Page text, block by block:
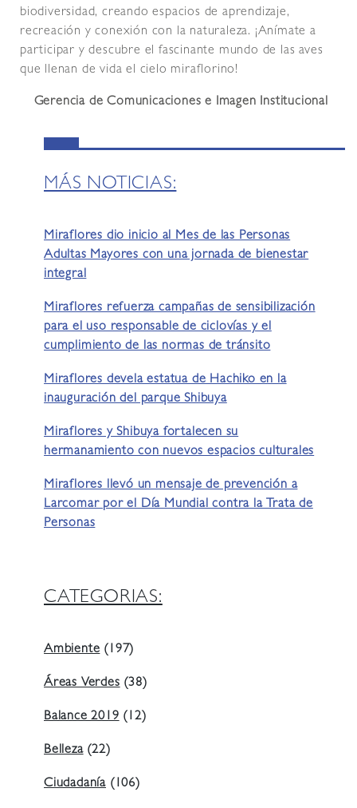
biodiversidad, creando espacios de aprendizaje,
recreación y conexión con la naturaleza. ¡Anímate a
participar y descubre el fascinante mundo de las aves
que llenan de vida el cielo miraflorino!
Gerencia de Comunicaciones e Imagen Institucional
MÁS NOTICIAS:
Miraflores dio inicio al Mes de las Personas
Adultas Mayores con una jornada de bienestar
integral
Miraflores refuerza campañas de sensibilización
para el uso responsable de ciclovías y el
cumplimiento de las normas de tránsito
Miraflores devela estatua de Hachiko en la
inauguración del parque Shibuya
Miraflores y Shibuya fortalecen su
hermanamiento con nuevos espacios culturales
Miraflores llevó un mensaje de prevención a
Larcomar por el Día Mundial contra la Trata de
Personas
CATEGORIAS:
Ambiente (197)
Áreas Verdes (38)
Balance 2019 (12)
Belleza(22)
Ciudadanía (106)